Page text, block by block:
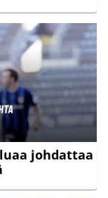
johdattaa